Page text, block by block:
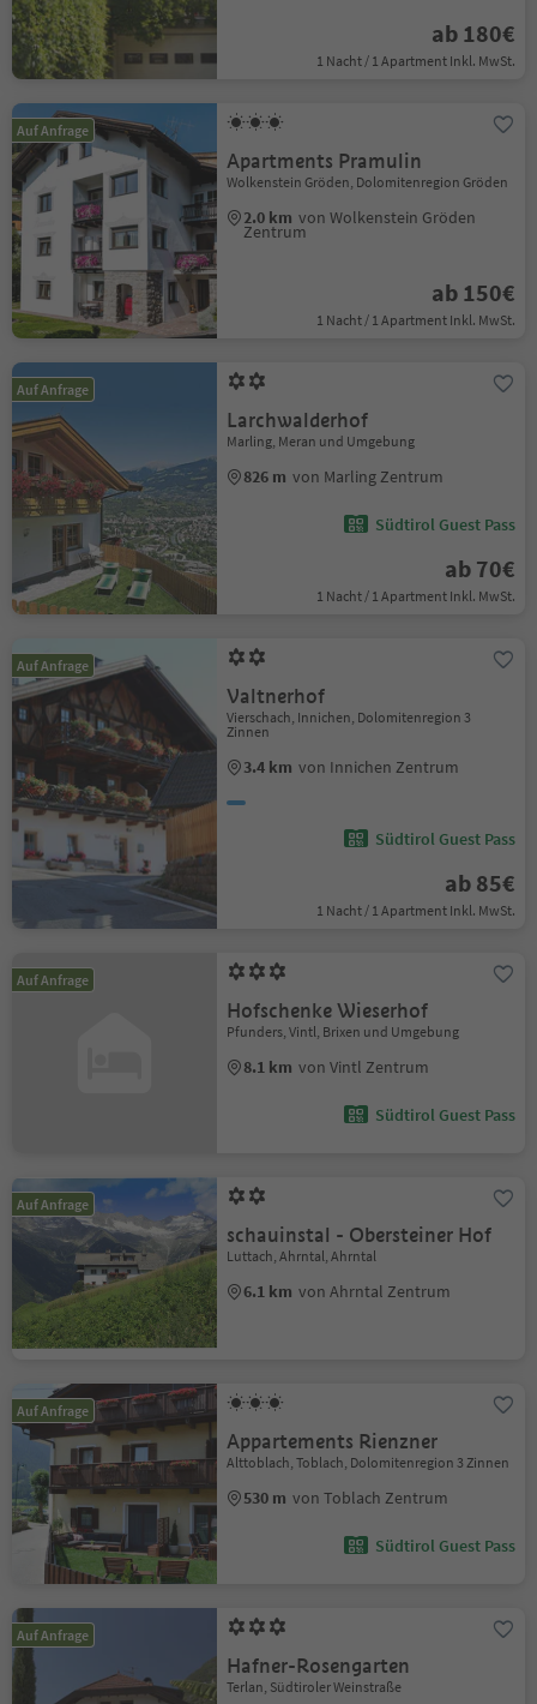
ab 180€
1 Nacht / 1 Apartment Inkl. MwSt.
Auf Anfrage
Apartments Pramulin
Wolkenstein Gröden, Dolomitenregion Gröden
2.0 km von Wolkenstein Gröden
Zentrum
ab 150€
1 Nacht / 1 Apartment Inkl. MwSt.
Auf Anfrage
Larchwalderhof
Marling, Meran und Umgebung
826 m von Marling Zentrum
Südtirol Guest Pass
ab 70€
1 Nacht / 1 Apartment Inkl. MwSt.
Auf Anfrage
Valtnerhof
Vierschach, Innichen, Dolomitenregion 3
Zinnen
3.4 km von Innichen Zentrum
Südtirol Guest Pass
ab 85€
1 Nacht / 1 Apartment Inkl. MwSt.
Auf Anfrage
Hofschenke Wieserhof
Pfunders, Vintl, Brixen und Umgebung
8.1 km von Vintl Zentrum
Südtirol Guest Pass
Auf Anfrage
schauinstal - Obersteiner Hof
Luttach, Ahrntal, Ahrntal
6.1 km von Ahrntal Zentrum
Auf Anfrage
Appartements Rienzner
Alttoblach, Toblach, Dolomitenregion 3 Zinnen
530 m von Toblach Zentrum
Südtirol Guest Pass
Auf Anfrage
Hafner-Rosengarten
Terlan, Südtiroler Weinstraße